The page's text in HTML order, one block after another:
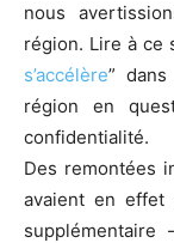
nous
région. Lire à ce
s’accélère”
région en
confidentialité.
Des remontées
avaient en effet
supplémentaire